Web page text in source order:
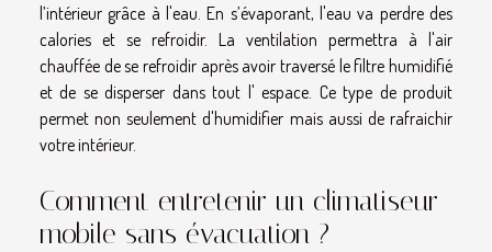
l’intérieur grâce à l'eau. En s’évaporant, l'eau va perdre des
calories et se refroidir. La ventilation permettra à l'air
chauffée de se refroidir après avoir traversé le filtre humidifié
et de se disperser dans tout l' espace. Ce type de produit
permet non seulement d'humidifier mais aussi de rafraichir
votre intérieur.
Comment entretenir un climatiseur
mobile sans évacuation ?